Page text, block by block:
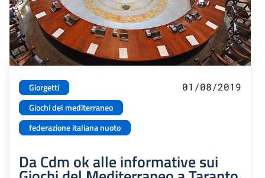
Giorgetti
Giochi del mediterraneo
federazione italiana nuoto
01/08/2019
Da Cdm ok alle informative sui